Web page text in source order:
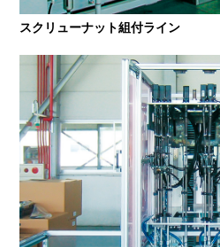
スクリューナット組付ライン